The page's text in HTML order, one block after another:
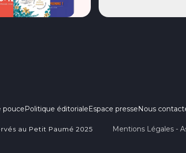
poucePolitique éditorialeEspace presseNous
au Petit Paumé 2025 Mentions Légales -